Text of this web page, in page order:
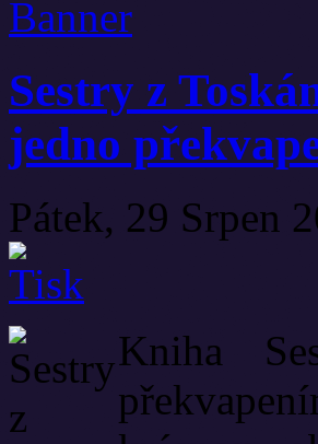
Sestry z
jedno
Pátek, 29 Srpen
Kniha